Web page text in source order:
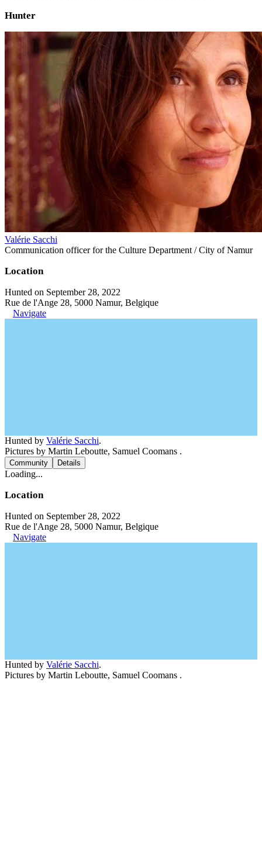
Hunter
Valérie Sacchi
Communication officer for the Culture Department / City of Namur
Location
Hunted on September 28, 2022
Rue de l'Ange 28, 5000 Namur, Belgique
Navigate
Hunted by Valérie Sacchi.
Pictures by Martin Leboutte, Samuel Coomans .
Community Details
Loading...
Location
Hunted on September 28, 2022
Rue de l'Ange 28, 5000 Namur, Belgique
Navigate
Hunted by Valérie Sacchi.
Pictures by Martin Leboutte, Samuel Coomans .